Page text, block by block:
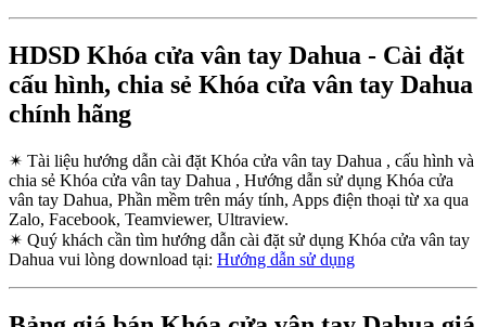
HDSD Khóa cửa vân tay Dahua - Cài đặt
cấu hình, chia sẻ Khóa cửa vân tay Dahua
chính hãng
✴ Tài liệu hướng dẫn cài đặt Khóa cửa vân tay Dahua , cấu hình và
chia sẻ Khóa cửa vân tay Dahua , Hướng dẫn sử dụng Khóa cửa
vân tay Dahua, Phần mềm trên máy tính, Apps điện thoại từ xa qua
Zalo, Facebook, Teamviewer, Ultraview.
✴ Quý khách cần tìm hướng dẫn cài đặt sử dụng Khóa cửa vân tay
Dahua vui lòng download tại: Hướng dẫn sử dụng